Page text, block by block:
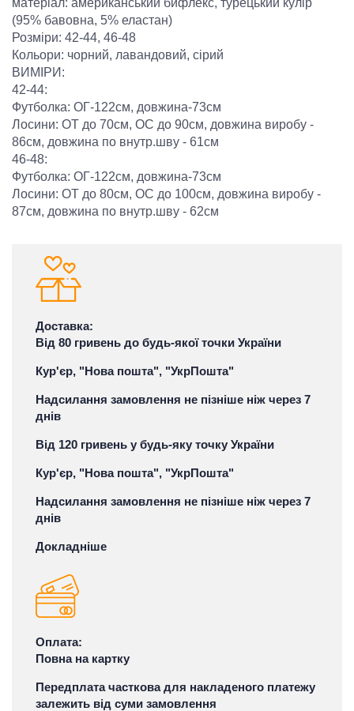
(95% бавовна, 5% еластан)
Розміри: 42-44, 46-48
Кольори: чорний, лавандовий, сірий
ВИМІРИ:
42-44:
Футболка: ОГ-122см, довжина-73см
Лосини: ОТ до 70см, ОС до 90см, довжина виробу -
86см, довжина по внутр.шву - 61см
46-48:
Футболка: ОГ-122см, довжина-73см
Лосини: ОТ до 80см, ОС до 100см, довжина виробу -
87см, довжина по внутр.шву - 62см
Доставка:
Від 80 гривень до будь-якої точки України
Кур'єр, "Нова пошта", "УкрПошта"
Надсилання замовлення не пізніше ніж через 7
днів
Від 120 гривень у будь-яку точку України
Кур'єр, "Нова пошта", "УкрПошта"
Надсилання замовлення не пізніше ніж через 7
днів
Докладніше
Оплата:
Повна на картку
Передплата часткова для накладеного платежу
залежить від суми замовлення